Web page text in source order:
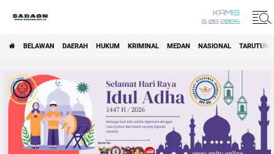
KAMIS
6 08 2026
BELAWAN DAERAH HUKUM KRIMINAL MEDAN NASIONAL TARUTUNG